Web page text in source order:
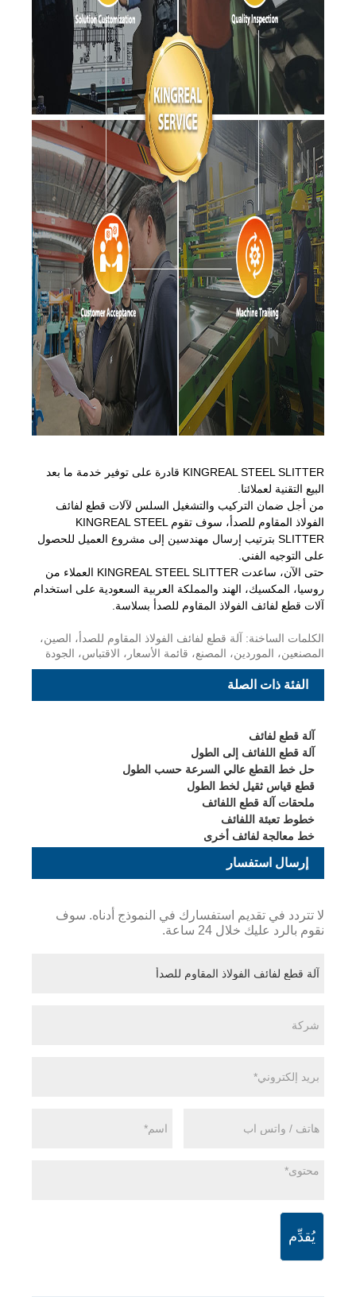
KINGREAL STEEL SLITTER قادرة على توفير خدمة ما بعد
البيع التقنية لعملائنا.
من أجل ضمان التركيب والتشغيل السلس لآلات قطع لفائف
الفولاذ المقاوم للصدأ، سوف تقوم KINGREAL STEEL
SLITTER بترتيب إرسال مهندسين إلى مشروع العميل للحصول
على التوجيه الفني.
حتى الآن، ساعدت KINGREAL STEEL SLITTER العملاء من
روسيا، المكسيك، الهند والمملكة العربية السعودية على استخدام
آلات قطع لفائف الفولاذ المقاوم للصدأ بسلاسة.
الكلمات الساخنة: آلة قطع لفائف الفولاذ المقاوم للصدأ، الصين،
المصنعين، الموردين، المصنع، قائمة الأسعار، الاقتباس، الجودة
الفئة ذات الصلة
آلة قطع لفائف
آلة قطع اللفائف إلى الطول
حل خط القطع عالي السرعة حسب الطول
قطع قياس ثقيل لخط الطول
ملحقات آلة قطع اللفائف
خطوط تعبئة اللفائف
خط معالجة لفائف أخرى
إرسال استفسار
لا تتردد في تقديم استفسارك في النموذج أدناه. سوف
نقوم بالرد عليك خلال 24 ساعة.
يُقدِّم